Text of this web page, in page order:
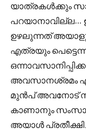
യാത്രകൾക്കും
പറയാനാവില്ല…
ഉഴലുന്നത്
എത്രയും
അവസാനശ്രമം
മുൻപ്‌ അവനോട്
കാണാനും
അയാൾ